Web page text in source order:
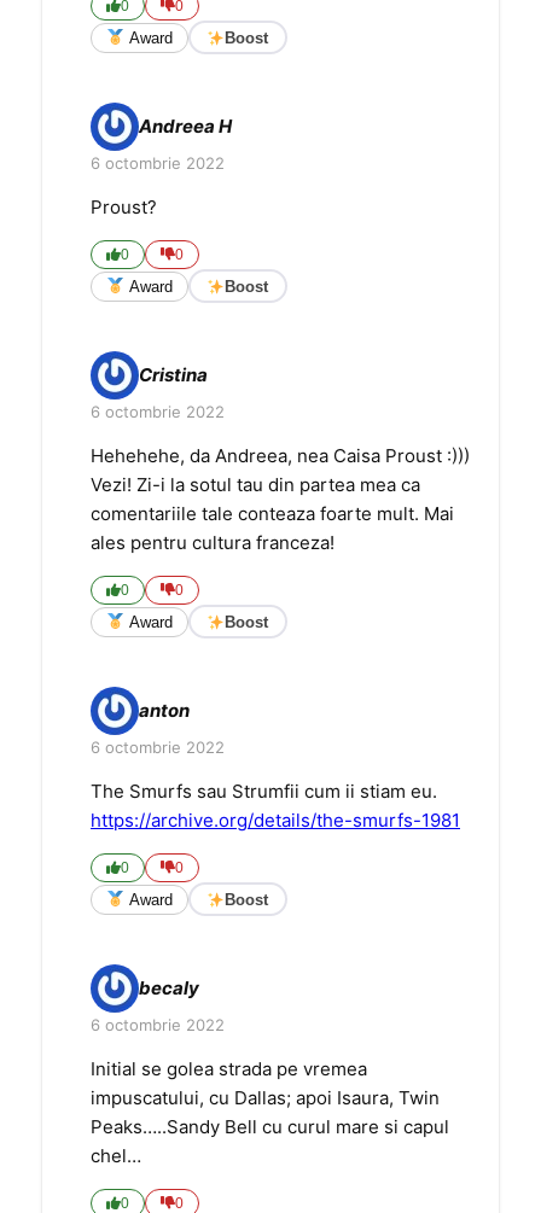
0 0
Award Boost
Andreea H
6 octombrie 2022
Proust?
0 0
Award Boost
Cristina
6 octombrie 2022
Hehehehe, da Andreea, nea Caisa Proust :)))
Vezi! Zi-i la sotul tau din partea mea ca
comentariile tale conteaza foarte mult. Mai
ales pentru cultura franceza!
0 0
Award Boost
anton
6 octombrie 2022
The Smurfs sau Strumfii cum ii stiam eu.
https://archive.org/details/the-smurfs-1981
0 0
Award Boost
becaly
6 octombrie 2022
Initial se golea strada pe vremea
impuscatului, cu Dallas; apoi Isaura, Twin
Peaks…..Sandy Bell cu curul mare si capul
chel…
0 0